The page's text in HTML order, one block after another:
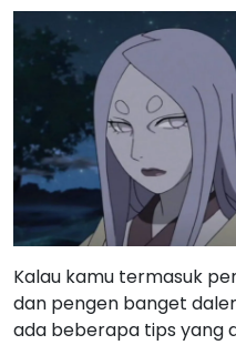
Kalau kamu termasuk
dan pengen banget
ada beberapa tips yang
membantu banget:
Tonton ulang
Kaguya
Jangan cuma lewat
hal penting, kayak
bertindak seperti itu,
kamu ngerti alur